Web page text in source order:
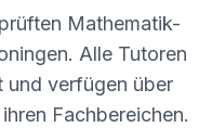
Mathematik-
. Alle Tutoren
und verfügen über
Fachbereichen.